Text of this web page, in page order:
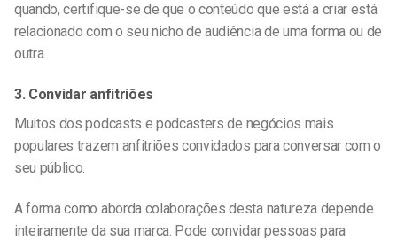
quando, certifique-se de que o conteúdo que está a criar está
relacionado com o seu nicho de audiência de uma forma ou de
outra.
3. Convidar anfitriões
Muitos dos podcasts e podcasters de negócios mais
populares trazem anfitriões convidados para conversar com o
seu público.
A forma como aborda colaborações desta natureza depende
inteiramente da sua marca. Pode convidar pessoas para